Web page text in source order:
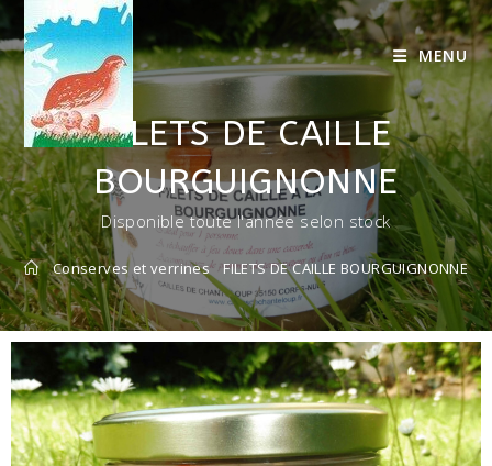
MENU
FILETS DE CAILLE
BOURGUIGNONNE
Disponible toute l'année selon stock
Conserves et verrines FILETS DE CAILLE BOURGUIGNONNE